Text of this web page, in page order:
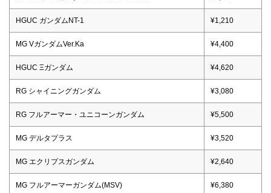
HGUC ガンダムNT-1 ¥1,210
MG VガンダムVer.Ka ¥4,400
HGUC Ξガンダム ¥4,620
RG シャイニングガンダム ¥3,080
RG フルアーマー・ユニコーンガンダム ¥5,500
MG デルタプラス ¥3,520
MG エクリプスガンダム ¥2,640
MG フルアーマーガンダム(MSV) ¥6,380